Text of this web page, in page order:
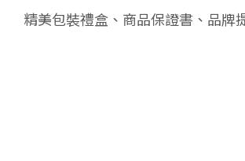
精美包裝禮盒、商品保證書、品牌